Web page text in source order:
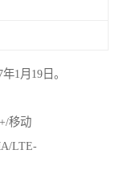
1月19日。
移动
LTE-